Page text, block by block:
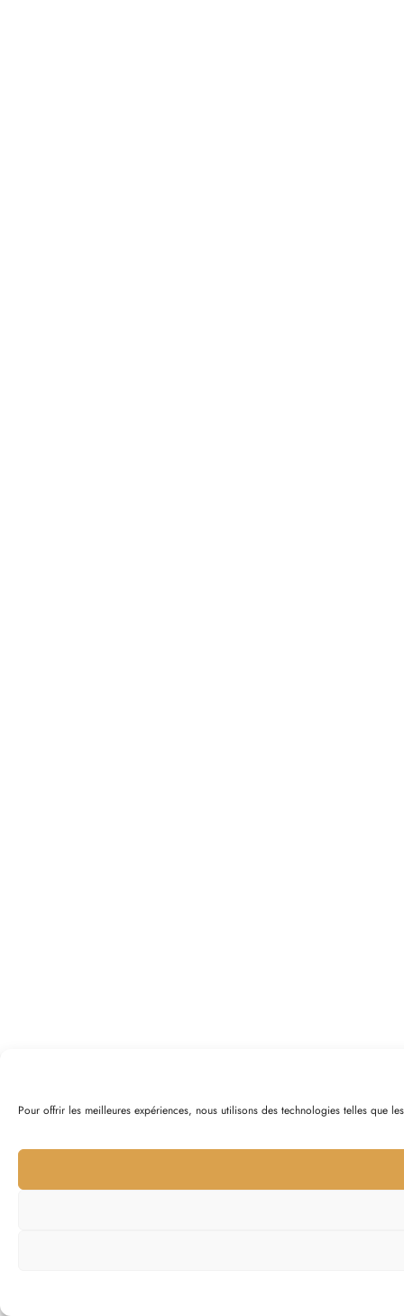
Pour offrir les meilleures expériences, nous utilisons des technologies telles que